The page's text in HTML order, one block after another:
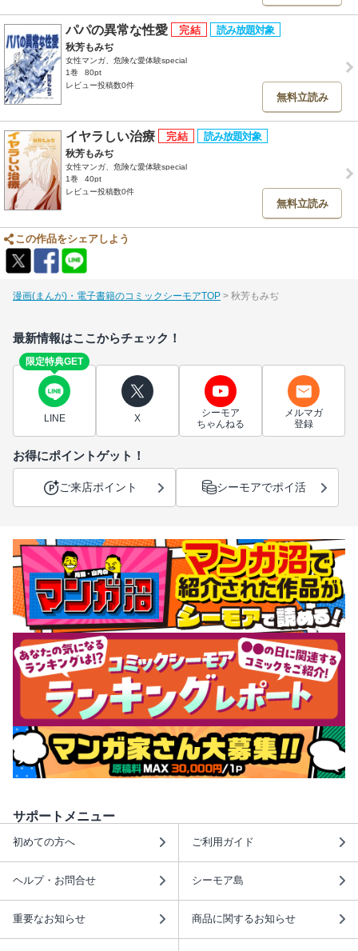
パパの異常な性愛
秋芳もみぢ
女性マンガ、危険な愛体験special
1巻
80pt
レビュー投稿数0件
無料立読み
イヤラしい治療
秋芳もみぢ
女性マンガ、危険な愛体験special
1巻
40pt
レビュー投稿数0件
無料立読み
この作品をシェアしよう
漫画(まんが)・電子書籍のコミックシーモアTOP 秋芳もみぢ
最新情報はここからチェック！
限定特典GET
LINE X
シーモア
ちゃんねる
メルマガ
登録
お得にポイントゲット！
ご来店ポイント シーモアでポイ活
サポートメニュー
初めての方へ ご利用ガイド
ヘルプ・お問合せ シーモア島
重要なお知らせ 商品に関するお知らせ